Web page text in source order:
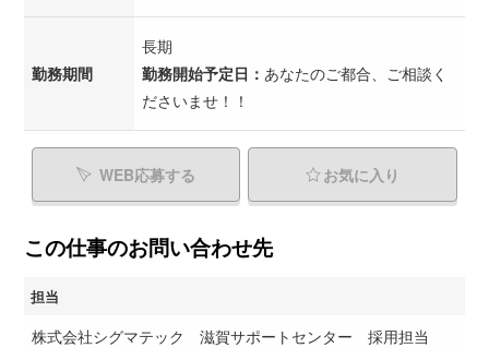
勤務期間
長期
勤務開始予定日： あなたのご都合、ご相談く
ださいませ！！
WEB応募する お気に入り
この仕事のお問い合わせ先
担当
株式会社シグマテック 滋賀サポートセンター 採用担当